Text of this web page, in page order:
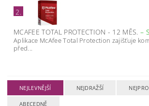
2.
MCAFEE TOTAL PROTECTION - 12 MĚS.–
Aplikace McAfee Total Protection zajišťuje
před...
NEJLEVNĚJŠÍ NEJDRAŽŠÍ
ABECEDNĚ